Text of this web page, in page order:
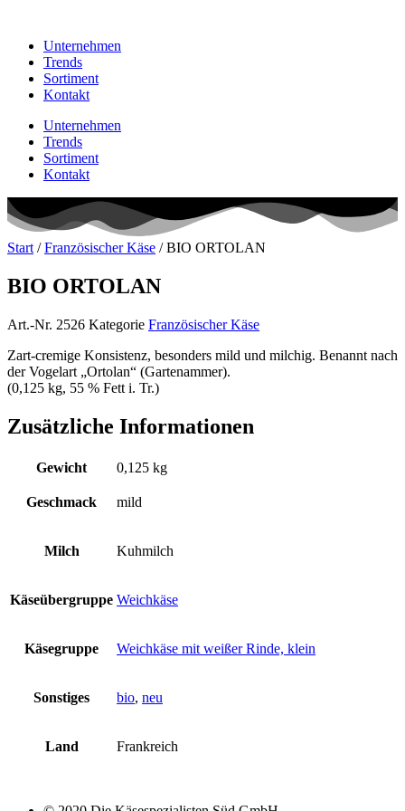
Unternehmen
Trends
Sortiment
Kontakt
Unternehmen
Trends
Sortiment
Kontakt
Start /Französischer Käse / BIO ORTOLAN
BIO ORTOLAN
Art.-Nr. 2526 Kategorie Französischer Käse
Zart-cremige Konsistenz, besonders mild und milchig. Benannt nach
der Vogelart „Ortolan“ (Gartenammer).
(0,125 kg, 55 % Fett i. Tr.)
Zusätzliche Informationen
Gewicht 0,125 kg
Geschmack mild
Milch Kuhmilch
Käseübergruppe Weichkäse
Käsegruppe Weichkäse mit weißer Rinde, klein
Sonstiges bio, neu
Land Frankreich